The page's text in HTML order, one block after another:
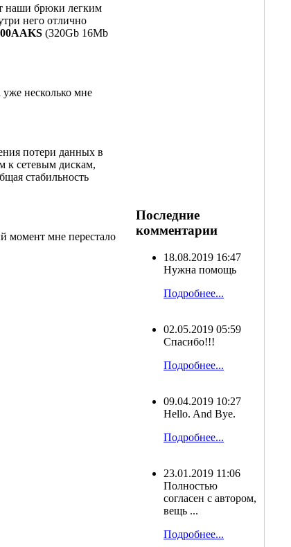
наши брюки легким
него отлично
(320Gb 16Mb
несколько мне
потери данных в
к сетевым дискам,
стабильность
момент мне перестало
Последние
комментарии
18.08.2019 16:47
Нужна помощь
Подробнее...
02.05.2019 05:59
Спасибо!!!
Подробнее...
09.04.2019 10:27
Hello. And Bye.
Подробнее...
23.01.2019 11:06
Полностью
согласен с автором,
вещь ...
Подробнее...